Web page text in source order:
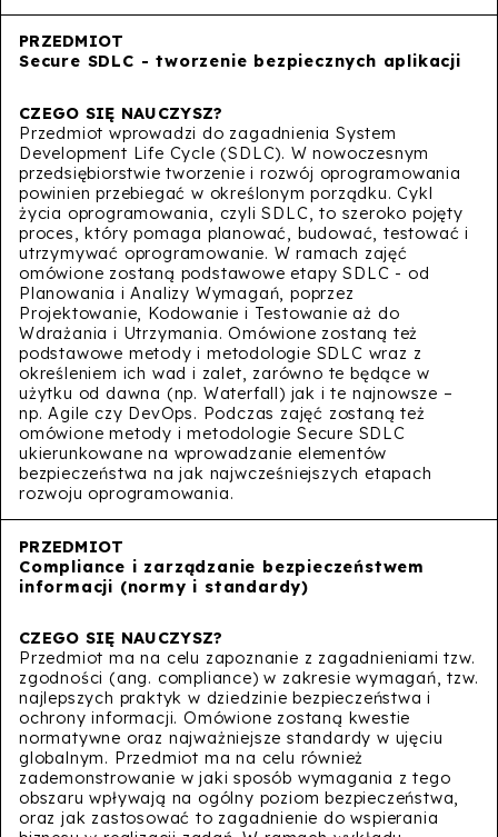
Secure SDLC - tworzenie bezpiecznych aplikacji
Przedmiot wprowadzi do zagadnienia System
Development Life Cycle (SDLC). W nowoczesnym
przedsiębiorstwie tworzenie i rozwój oprogramowania
powinien przebiegać w określonym porządku. Cykl
życia oprogramowania, czyli SDLC, to szeroko pojęty
proces, który pomaga planować, budować, testować i
utrzymywać oprogramowanie. W ramach zajęć
omówione zostaną podstawowe etapy SDLC - od
Planowania i Analizy Wymagań, poprzez
Projektowanie, Kodowanie i Testowanie aż do
Wdrażania i Utrzymania. Omówione zostaną też
podstawowe metody i metodologie SDLC wraz z
określeniem ich wad i zalet, zarówno te będące w
użytku od dawna (np. Waterfall) jak i te najnowsze –
np. Agile czy DevOps. Podczas zajęć zostaną też
omówione metody i metodologie Secure SDLC
ukierunkowane na wprowadzanie elementów
bezpieczeństwa na jak najwcześniejszych etapach
rozwoju oprogramowania.
Compliance i zarządzanie bezpieczeństwem
informacji (normy i standardy)
Przedmiot ma na celu zapoznanie z zagadnieniami tzw.
zgodności (ang. compliance) w zakresie wymagań, tzw.
najlepszych praktyk w dziedzinie bezpieczeństwa i
ochrony informacji. Omówione zostaną kwestie
normatywne oraz najważniejsze standardy w ujęciu
globalnym. Przedmiot ma na celu również
zademonstrowanie w jaki sposób wymagania z tego
obszaru wpływają na ogólny poziom bezpieczeństwa,
oraz jak zastosować to zagadnienie do wspierania